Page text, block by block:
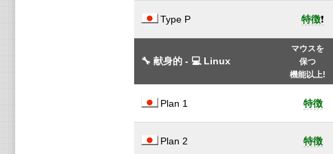
Type P 特徴❗
🔧 献身的 - 💻 Linux
マウスを
保つ
機能以上!
Plan 1 特徴
Plan 2 特徴